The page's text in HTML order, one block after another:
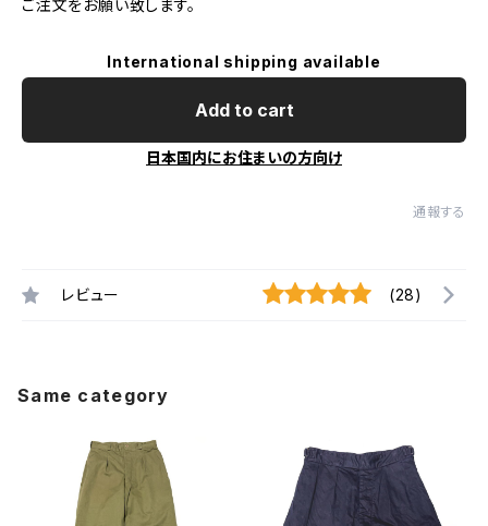
ご注文をお願い致します。
International shipping available
Add to cart
日本国内にお住まいの方向け
通報する
レビュー (28)
Same category